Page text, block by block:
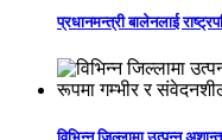
प्रधानमन्त्री बालेनलाई